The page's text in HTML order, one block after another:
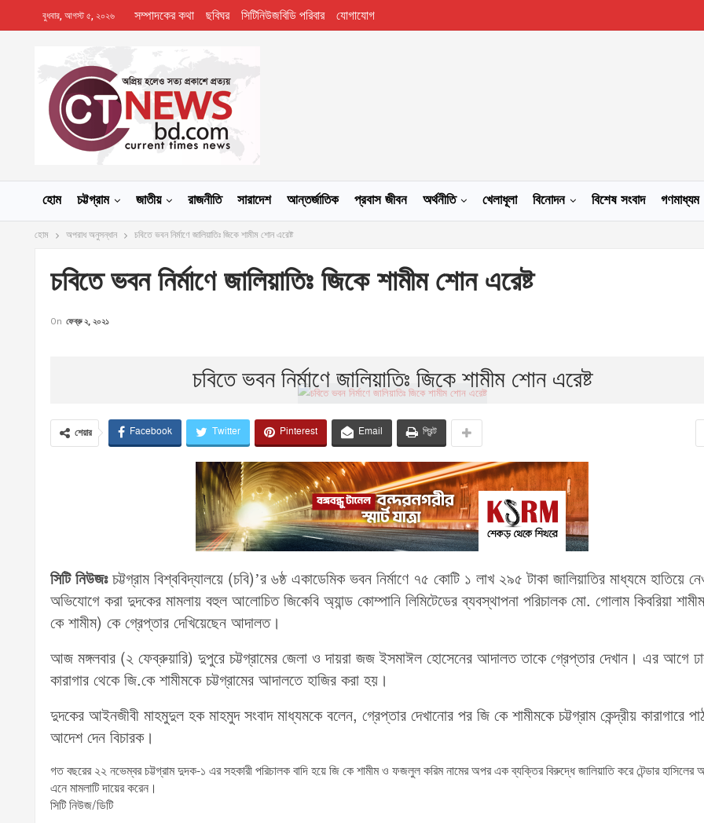
বুধবার, আগস্ট ৫, ২০২৬ সম্পাদকের কথা ছবিঘর সিটিনিউজবিডি পরিবার যোগাযোগ
হোম চট্টগ্রাম জাতীয় রাজনীতি সারাদেশ আন্তর্জাতিক প্রবাস জীবন অর্থনীতি খেলাধূলা বিনোদন বিশেষ সংবাদ গণমাধ্যম
হোম অপরাধ অনুসন্ধান চবিতে ভবন নির্মাণে জালিয়াতিঃ জিকে শামীম শোন এরেষ্ট
চবিতে ভবন নির্মাণে জালিয়াতিঃ জিকে শামীম শোন এরেষ্ট
On ফেব্রু ২, ২০২১
চবিতে ভবন নির্মাণে জালিয়াতিঃ জিকে শামীম শোন এরেষ্ট
শেয়ার Facebook Twitter Pinterest Email প্রিন্ট
সিটি নিউজঃচট্টগ্রাম বিশ্ববিদ্যালয়ে (চবি)’র ৬ষ্ঠ একাডেমিক ভবন নির্মাণে ৭৫ কোটি ১ লাখ ২৯৫ টাকা জালিয়াতির মাধ্যমে হাতিয়ে
অভিযোগে করা দুদকের মামলায় বহুল আলোচিত জিকেবি অ্যান্ড কোম্পানি লিমিটেডের ব্যবস্থাপনা পরিচালক মো. গোলাম কিবরিয়া
কে শামীম) কে গ্রেপ্তার দেখিয়েছেন আদালত।
আজ মঙ্গলবার (২ ফেব্রুয়ারি) দুপুরে চট্টগ্রামের জেলা ও দায়রা জজ ইসমাঈল হোসেনের আদালত তাকে গ্রেপ্তার দেখান। এর আগে
কারাগার থেকে জি.কে শামীমকে চট্টগ্রামের আদালতে হাজির করা হয়।
দুদকের আইনজীবী মাহমুদুল হক মাহমুদ সংবাদ মাধ্যমকে বলেন, গ্রেপ্তার দেখানোর পর জি কে শামীমকে চট্টগ্রাম কেন্দ্রীয় কারাগারে
আদেশ দেন বিচারক।
গত বছরের ২২ নভেম্বর চট্টগ্রাম দুদক-১ এর সহকারী পরিচালক বাদি হয়ে জি কে শামীম ও ফজলুল করিম নামের অপর এক ব্যক্তির বিরুদ্ধে জালিয়াতি করে টেন্ডার হাসিলের
এনে মামলাটি দায়ের করেন।
সিটি নিউজ/ডিটি